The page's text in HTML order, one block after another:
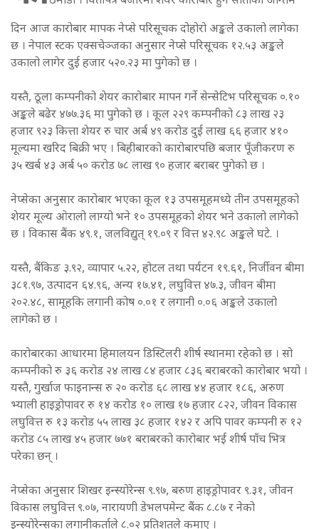
दिन आज कारोबार मापक नेप्से परिसूचक दोहोरो अङ्कले उकालो लागेका
छ । नेपाल स्टक एक्सचेञ्जका अनुसार नेप्से परिसूचक १२.५३ अङ्कले
उकालो लागेर दुई हजार ५२०.२३ मा पुगेको छ ।
यस्तै, ठूला कम्पनीको शेयर कारोबार मापन गर्ने सेन्सेटिभ परिसूचक ०.१०
अङ्कले बढेर ४७७.३६ मा पुगेको छ । कूल २२९ कम्पनीको ८३ लाख २३
हजार ९२३ कित्ता शेयर रु चार अर्ब ४९ करोड दुई लाख ६६ हजार ४१०
मूल्यमा खरिद बिक्री भए । बिहीबारको कारोबारपछि बजार पूँजीकरण रु
३५ खर्ब ४३ अर्ब ५० करोड ७८ लाख ९० हजार बराबर पुगेको छ ।
नेप्सेका अनुसार कारोबार भएका कूल १३ उपसमूहमध्ये तीन उपसमूहको
शेयर मूल्य ओरालो लाग्यो भने १० उपसमूहको शेयर भने उकालो लागेको
छ । विकास बैंक ४९.१, जलविद्युत् १९.०९ र वित्त ४२.९८ अङ्कले घटे. ।
यस्तै, बैंकिङ ३.९२, व्यापार ५.२२, होटल तथा पर्यटन १९.६१, निर्जीवन बीमा
३८१.९७, उत्पादन ६४.९६, अन्य १७.४१, लघुवित्त ४७.३, जीवन बीमा
२०२.४८, सामूहकि लगानी कोष ०.०१ र लगानी ०.०६ अङ्कले उकालो
लागेको छ ।
कारोबारका आधारमा हिमालयन डिस्टिलरी शीर्ष स्थानमा रहेको छ । सो
कम्पनीको रु ३६ करोड २४ लाख ८४ हजार ८३६ बराबरको कारोबार भयो ।
यस्तै, गुर्खाज फाइनान्स रु २० करोड ६८ लाख ४४ हजार १८६, अरुण
भ्याली हाइड्रोपावर रु १४ करोड १० लाख १७ हजार ८२२, जीवन विकास
लघुवित्त रु १३ करोड ५५ लाख ३८ हजार १४२ र अपि पावर कम्पनी रु १२
करोड ८५ लाख ४५ हजार ७७१ बराबरको कारोबार भई शीर्ष पाँच भित्र
परेका छन् ।
नेप्सेका अनुसार शिखर इन्स्योरेन्स ९.९७, बरुण हाइड्रोपावर ९.३१, जीवन
विकास लघुवित्त ९.०७, नारायणी डेभलपमेन्ट बैंक ८.८७ र नेको